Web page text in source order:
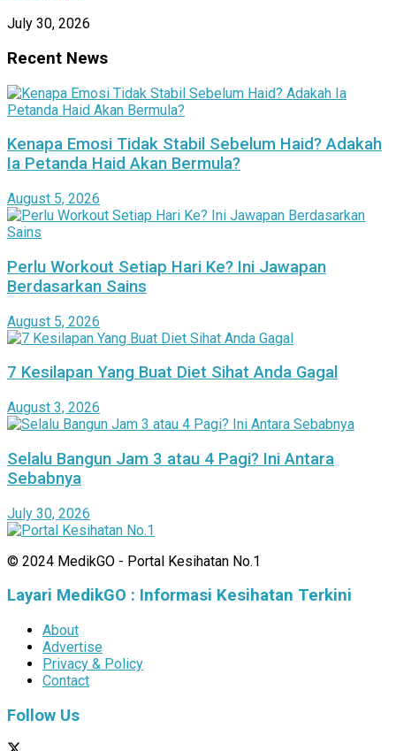
July 30, 2026
Recent News
Kenapa Emosi Tidak Stabil Sebelum Haid? Adakah
Ia Petanda Haid Akan Bermula?
August 5, 2026
Perlu Workout Setiap Hari Ke? Ini Jawapan
Berdasarkan Sains
August 5, 2026
7 Kesilapan Yang Buat Diet Sihat Anda Gagal
August 3, 2026
Selalu Bangun Jam 3 atau 4 Pagi? Ini Antara
Sebabnya
July 30, 2026
© 2024 MedikGO - Portal Kesihatan No.1
Layari MedikGO : Informasi Kesihatan Terkini
About
Advertise
Privacy & Policy
Contact
Follow Us